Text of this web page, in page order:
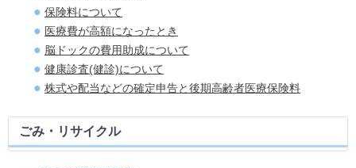
保険料について
医療費が高額になったとき
脳ドックの費用助成について
健康診査(健診)について
株式や配当などの確定申告と後期高齢者医療保険料
ごみ・リサイクル